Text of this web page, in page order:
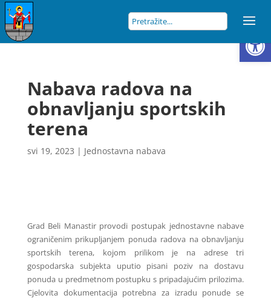
Nabava radova na
obnavljanju sportskih
terena
svi 19, 2023 | Jednostavna nabava
Grad Beli Manastir provodi postupak jednostavne nabave
ograničenim prikupljanjem ponuda radova na obnavljanju
sportskih terena, kojom prilikom je na adrese tri
gospodarska subjekta uputio pisani poziv na dostavu
ponuda u predmetnom postupku s pripadajućim prilozima.
Cjelovita dokumentacija potrebna za izradu ponude se